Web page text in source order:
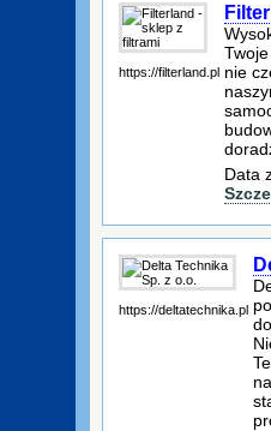
https://filterland.pl nie
Data
https://deltatechnika.pl